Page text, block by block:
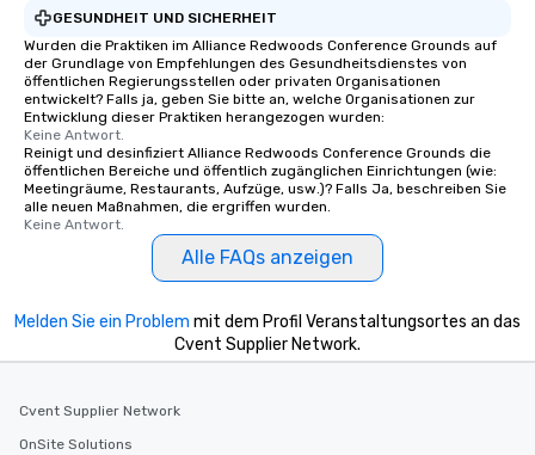
GESUNDHEIT UND SICHERHEIT
Wurden die Praktiken im Alliance Redwoods Conference Grounds auf
der Grundlage von Empfehlungen des Gesundheitsdienstes von
öffentlichen Regierungsstellen oder privaten Organisationen
entwickelt? Falls ja, geben Sie bitte an, welche Organisationen zur
Entwicklung dieser Praktiken herangezogen wurden:
Keine Antwort.
Reinigt und desinfiziert Alliance Redwoods Conference Grounds die
öffentlichen Bereiche und öffentlich zugänglichen Einrichtungen (wie:
Meetingräume, Restaurants, Aufzüge, usw.)? Falls Ja, beschreiben Sie
alle neuen Maßnahmen, die ergriffen wurden.
Keine Antwort.
Alle FAQs anzeigen
Melden Sie ein Problem mit dem Profil Veranstaltungsortes an das
Cvent Supplier Network.
Cvent Supplier Network
OnSite Solutions